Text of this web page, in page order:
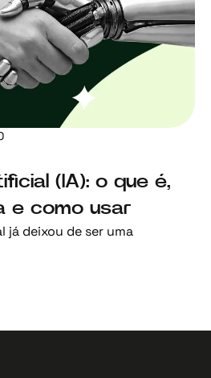
(IA): o que é,
e como usar
deixou de ser uma